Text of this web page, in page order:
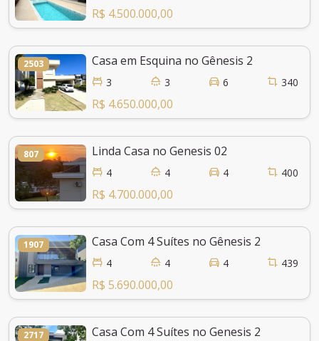
R$ 4.500.000,00
2503 Casa em Esquina no Gênesis 2
3 3 6 340
R$ 4.650.000,00
807 Linda Casa no Genesis 02
4 4 4 400
R$ 4.700.000,00
1907 Casa Com 4 Suítes no Gênesis 2
4 4 4 439
R$ 5.690.000,00
2717 Casa Com 4 Suítes no Genesis 2